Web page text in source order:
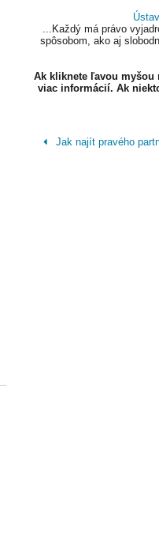
...Každý má právo
spôsobom, ako aj
Ak kliknete ľavou myšou
viac informácií. Ak
Jak najít pravého